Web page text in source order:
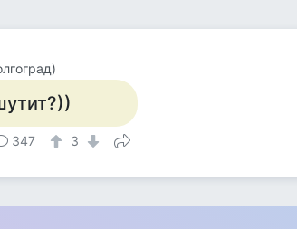
347 3